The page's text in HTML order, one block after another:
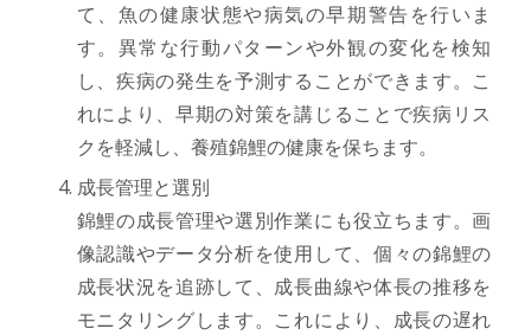
て、魚の健康状態や病気の早期警告を行いま
す。異常な行動パターンや外観の変化を検知
し、疾病の発生を予測することができます。こ
れにより、早期の対策を講じることで疾病リス
クを軽減し、養殖錦鯉の健康を保ちます。
成長管理と選別
錦鯉の成長管理や選別作業にも役立ちます。画
像認識やデータ分析を使用して、個々の錦鯉の
成長状況を追跡して、成長曲線や体長の推移を
モニタリングします。これにより、成長の遅れ